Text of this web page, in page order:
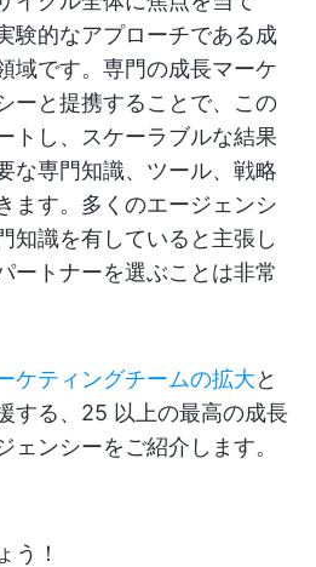
験的なアプローチである成
域です。専門の成長マーケ
ーと提携することで、この
トし、スケーラブルな結果
な専門知識、ツール、戦略
ます。多くのエージェンシ
知識を有していると主張し
ートナーを選ぶことは非常
ケティングチームの拡大と
する、25 以上の最高の成長
ェンシーをご紹介します。
う！